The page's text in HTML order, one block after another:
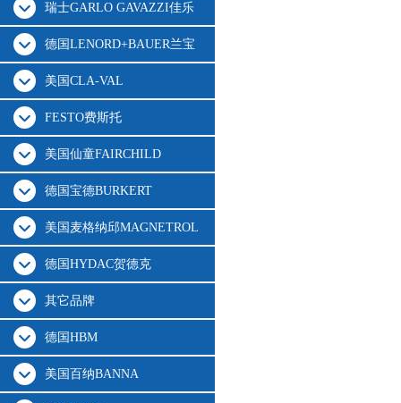
瑞士GARLO GAVAZZI佳乐
德国LENORD+BAUER兰宝
美国CLA-VAL
FESTO费斯托
美国仙童FAIRCHILD
德国宝德BURKERT
美国麦格纳邱MAGNETROL
德国HYDAC贺德克
其它品牌
德国HBM
美国百纳BANNA